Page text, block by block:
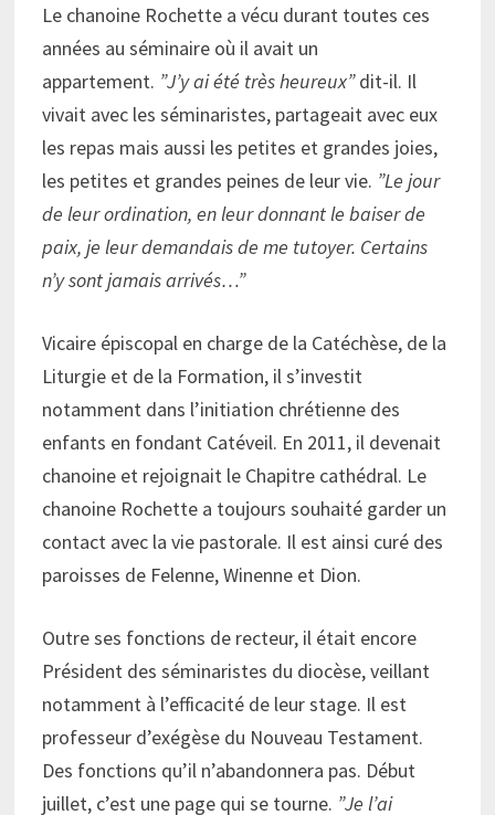
Le chanoine Rochette a vécu durant toutes ces
années au séminaire où il avait un
appartement. ”J’y ai été très heureux”dit-il. Il
vivait avec les séminaristes, partageait avec eux
les repas mais aussi les petites et grandes joies,
les petites et grandes peines de leur vie. ”Le jour
de leur ordination, en leur donnant le baiser de
paix, je leur demandais de me tutoyer. Certains
n’y sont jamais arrivés…”
Vicaire épiscopal en charge de la Catéchèse, de la
Liturgie et de la Formation, il s’investit
notamment dans l’initiation chrétienne des
enfants en fondant Catéveil. En 2011, il devenait
chanoine et rejoignait le Chapitre cathédral. Le
chanoine Rochette a toujours souhaité garder un
contact avec la vie pastorale. Il est ainsi curé des
paroisses de Felenne, Winenne et Dion.
Outre ses fonctions de recteur, il était encore
Président des séminaristes du diocèse, veillant
notamment à l’efficacité de leur stage. Il est
professeur d’exégèse du Nouveau Testament.
Des fonctions qu’il n’abandonnera pas. Début
juillet, c’est une page qui se tourne. ”Je l’ai